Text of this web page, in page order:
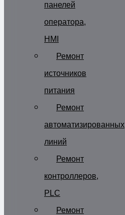
панелей
оператора,
HMI
Ремонт
источников
питания
Ремонт
автоматизированных
линий
Ремонт
контроллеров,
PLC
Ремонт